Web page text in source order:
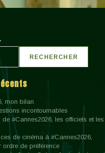
RECHERCHER
mon bilan
incontournables
#Cannes2026, les officiels et les
de cinéma à #Cannes2026,
ordre de préférence